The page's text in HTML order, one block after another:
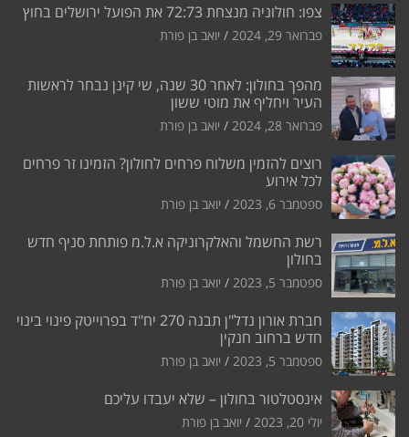
צפו: חולוניה מנצחת 72:73 את הפועל ירושלים בחוץ
פברואר 29, 2024 יואב בן פורת
מהפך בחולון: לאחר 30 שנה, שי קינן נבחר לראשות
העיר ויחליף את מוטי ששון
פברואר 28, 2024 יואב בן פורת
רוצים להזמין משלוח פרחים לחולון? הזמינו זר פרחים
לכל אירוע
ספטמבר 6, 2023 יואב בן פורת
רשת החשמל והאלקרוניקה א.ל.מ פותחת סניף חדש
בחולון
ספטמבר 5, 2023 יואב בן פורת
חברת אורון נדל"ן תבנה 270 יח"ד בפרוייטק פינוי בינוי
חדש ברחוב חנקין
ספטמבר 5, 2023 יואב בן פורת
אינסטלטור בחולון – שלא יעבדו עליכם
יולי 20, 2023 יואב בן פורת